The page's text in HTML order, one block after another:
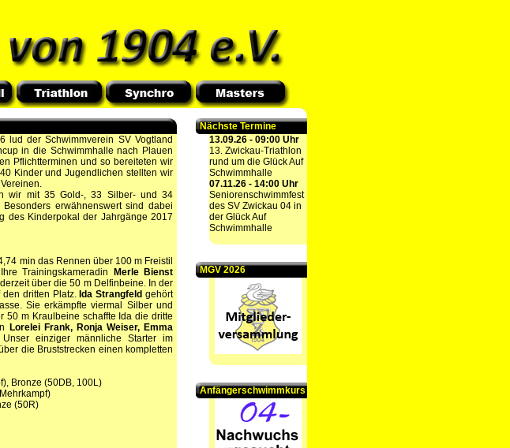
lud der Schwimmverein SV Vogtland
in die Schwimmhalle nach Plauen
Pflichtterminen und so bereiteten wir
Kinder und Jugendlichen stellten wir
wir mit 35 Gold-, 33 Silber- und 34
erwähnenswert sind dabei
des Kinderpokal der Jahrgänge 2017
min das Rennen über 100 m Freistil
Trainingskameradin
Merle Bienst
über die 50 m Delfinbeine. In der
den dritten Platz. Ida Strangfeld gehört
Sie erkämpfte viermal Silber und
50 m Kraulbeine schaffte Ida die dritte
Lorelei Frank, Ronja Weiser, Emma
einziger männliche Starter im
die Bruststrecken einen kompletten
Bronze (50DB, 100L)
(50R)
Nächste Termine
13.09.26 - 09:00 Uhr
13. Zwickau-Triathlon
rund um die Glück Auf
Schwimmhalle
07.11.26 - 14:00 Uhr
Seniorenschwimmfest
des SV Zwickau 04 in
der Glück Auf
Schwimmhalle
MGV 2026
Anfängerschwimmkurs